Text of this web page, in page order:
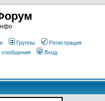
Группы
Регистрация
сообщения Вход